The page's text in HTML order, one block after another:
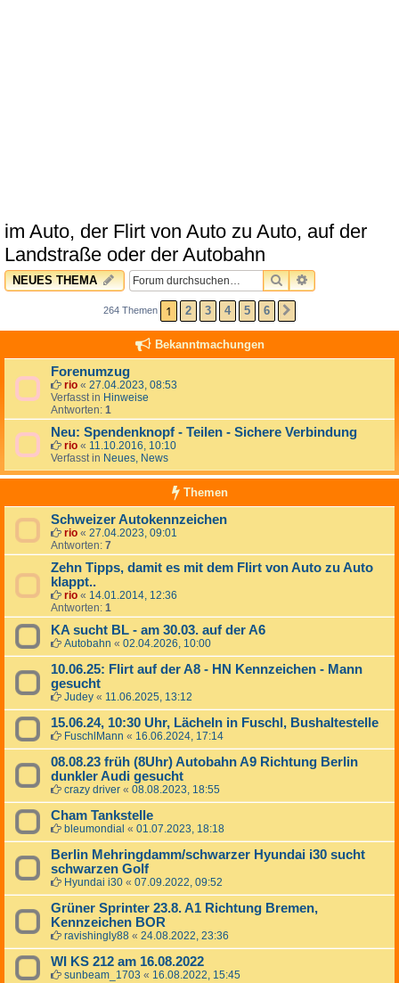
im Auto, der Flirt von Auto zu Auto, auf der
Landstraße oder der Autobahn
NEUES THEMA SUCHEERWEITERTE
264 Themen 1 2 3 4 5 6
Bekanntmachungen
Forenumzug
rio « 27.04.2023, 08:53
Verfasst in Hinweise
Antworten: 1
Neu: Spendenknopf - Teilen - Sichere Verbindung
rio « 11.10.2016, 10:10
Verfasst in Neues, News
Themen
Schweizer Autokennzeichen
rio « 27.04.2023, 09:01
Antworten: 7
Zehn Tipps, damit es mit dem Flirt von Auto zu Auto
klappt..
rio « 14.01.2014, 12:36
Antworten: 1
KA sucht BL - am 30.03. auf der A6
Autobahn « 02.04.2026, 10:00
10.06.25: Flirt auf der A8 - HN Kennzeichen - Mann
gesucht
Judey « 11.06.2025, 13:12
15.06.24, 10:30 Uhr, Lächeln in Fuschl, Bushaltestelle
FuschlMann « 16.06.2024, 17:14
08.08.23 früh (8Uhr) Autobahn A9 Richtung Berlin
dunkler Audi gesucht
crazy driver « 08.08.2023, 18:55
Cham Tankstelle
bleumondial « 01.07.2023, 18:18
Berlin Mehringdamm/schwarzer Hyundai i30 sucht
schwarzen Golf
Hyundai i30 « 07.09.2022, 09:52
Grüner Sprinter 23.8. A1 Richtung Bremen,
Kennzeichen BOR
ravishingly88 « 24.08.2022, 23:36
WI KS 212 am 16.08.2022
sunbeam_1703 « 16.08.2022, 15:45